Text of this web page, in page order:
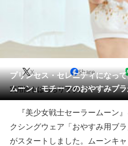
地域
教育
会員記事
メディア
注目記事を集めた総合ページ
ITの今と未来を見通す
プリンセス・セレニティになっ
ムーン」モチーフのおやすみブ
X Share
実用性もばっちりです。
『美少女戦士セーラームーン
クシングウェア「おやすみ用ブ
がスタートしました。ムーンキ